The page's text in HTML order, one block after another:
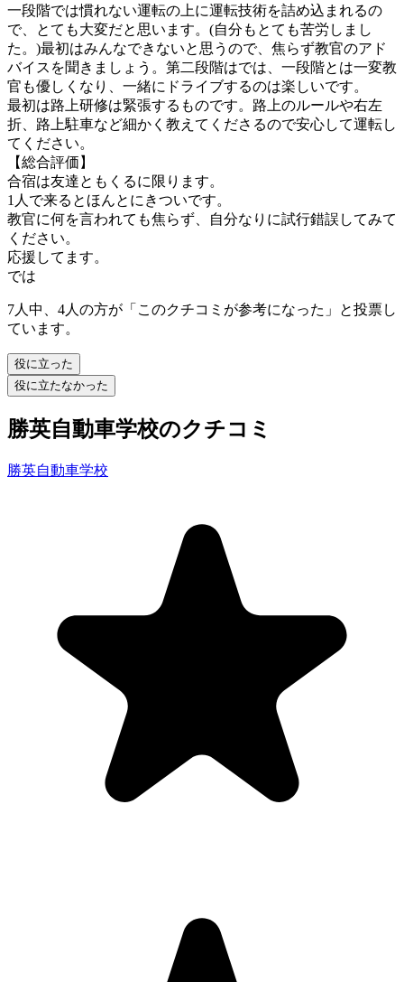
一段階では慣れない運転の上に運転技術を詰め込まれるの
で、とても大変だと思います。(自分もとても苦労しまし
た。)最初はみんなできないと思うので、焦らず教官のアド
バイスを聞きましょう。第二段階はでは、一段階とは一変教
官も優しくなり、一緒にドライブするのは楽しいです。
最初は路上研修は緊張するものです。路上のルールや右左
折、路上駐車など細かく教えてくださるので安心して運転し
てください。
【総合評価】
合宿は友達ともくるに限ります。
1人で来るとほんとにきついです。
教官に何を言われても焦らず、自分なりに試行錯誤してみて
ください。
応援してます。
では
7人中、4人の方が「このクチコミが参考になった」と投票し
ています。
役に立った
役に立たなかった
勝英自動車学校のクチコミ
勝英自動車学校